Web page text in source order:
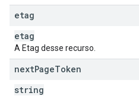
etag
etag
A Etag desse recurso.
nextPageToken
string